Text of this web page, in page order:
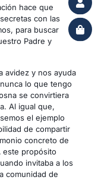
hace que
con las
para buscar
Padre y
avidez y nos ayuda
lo que tengo
se convirtiera
Al igual que,
el ejemplo
de compartir
concreto de
este propósito
invitaba a los
comunidad de